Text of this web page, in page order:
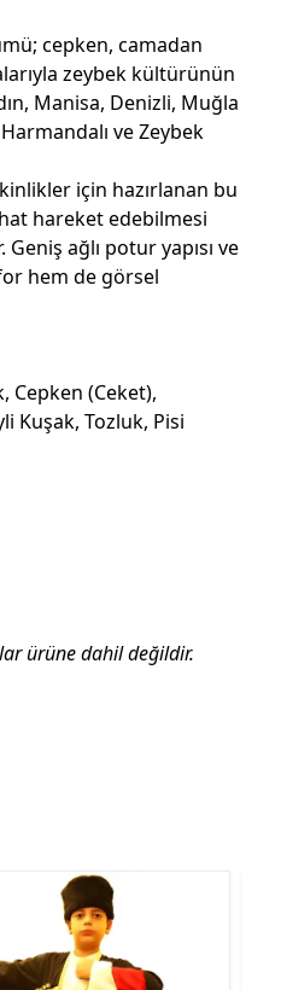
cepken, camadan
zeybek kültürünün
Manisa, Denizli, Muğla
ve Zeybek
için hazırlanan bu
hareket edebilmesi
ağlı potur yapısı ve
hem de görsel
Cepken (Ceket),
Kuşak, Tozluk, Pisi
ürüne dahil değildir.